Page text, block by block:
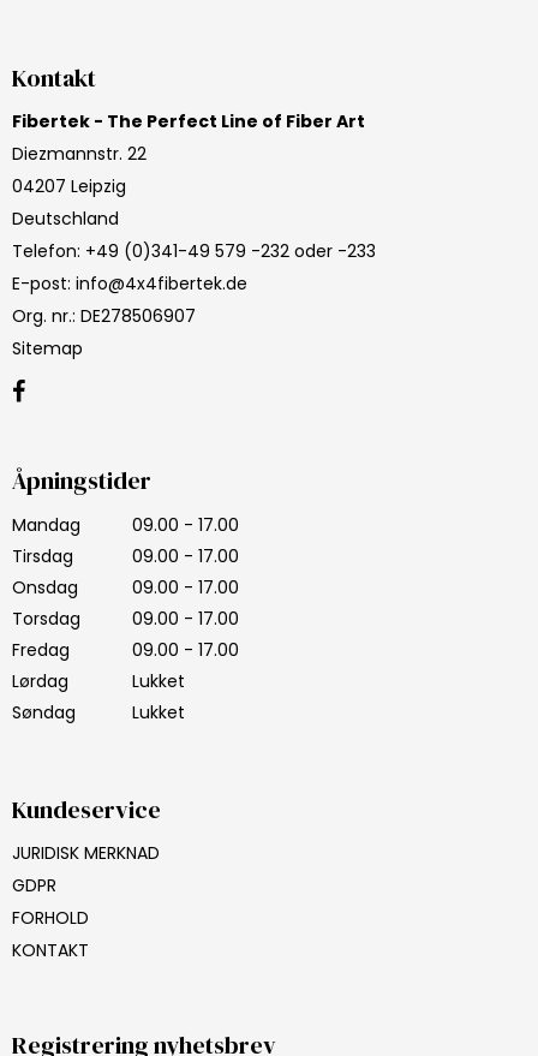
Kontakt
Fibertek - The Perfect Line of Fiber Art
Diezmannstr. 22
04207 Leipzig
Deutschland
Telefon: +49 (0)341-49 579 -232 oder -233
E-post: info@4x4fibertek.de
Org. nr.: DE278506907
Sitemap
Åpningstider
Mandag
09.00 - 17.00
Tirsdag
09.00 - 17.00
Onsdag
09.00 - 17.00
Torsdag
09.00 - 17.00
Fredag
09.00 - 17.00
Lørdag
Lukket
Søndag
Lukket
Kundeservice
JURIDISK MERKNAD
GDPR
FORHOLD
KONTAKT
Registrering nyhetsbrev